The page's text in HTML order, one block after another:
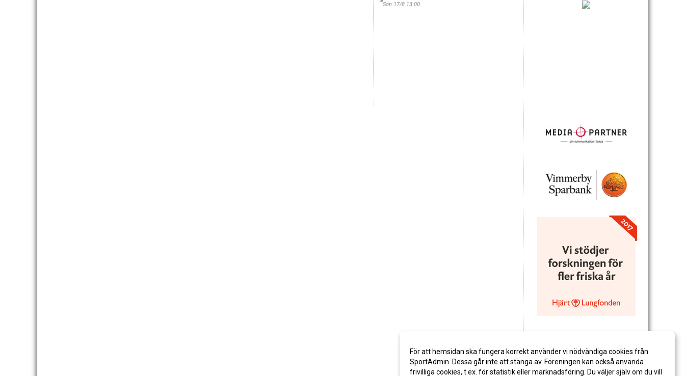
Sön 17/8 13:00
För att hemsidan ska fungera korrekt använder vi nödvändiga cookies från
SportAdmin. Dessa går inte att stänga av. Föreningen kan också använda
frivilliga cookies, t.ex. för statistik eller marknadsföring. Du väljer själv om du vill